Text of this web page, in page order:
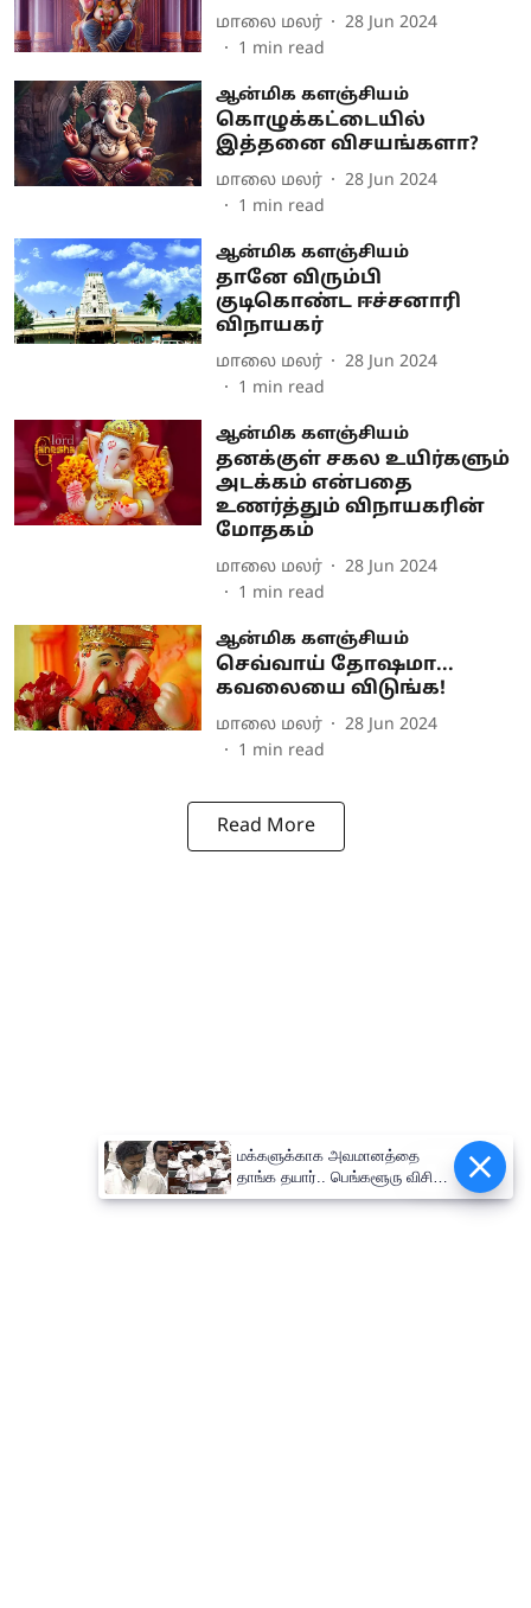
மாலை மலர்
28 Jun 2024
1 min read
ஆன்மிக களஞ்சியம்
கொழுக்கட்டையில்
இத்தனை விசயங்களா?
மாலை மலர்
28 Jun 2024
1 min read
ஆன்மிக களஞ்சியம்
தானே விரும்பி
குடிகொண்ட ஈச்சனாரி
விநாயகர்
மாலை மலர்
28 Jun 2024
1 min read
ஆன்மிக களஞ்சியம்
தனக்குள் சகல உயிர்களும்
அடக்கம் என்பதை
உணர்த்தும் விநாயகரின்
மோதகம்
மாலை மலர்
28 Jun 2024
1 min read
ஆன்மிக களஞ்சியம்
செவ்வாய் தோஷமா...
கவலையை விடுங்க!
மாலை மலர்
28 Jun 2024
1 min read
Read More
Epaper
மக்களுக்காக அவமானத்தை
தாங்க தயார்.. பெங்களூரு விசிட்
குறித்து உதயநிதி கேள்விக்கு